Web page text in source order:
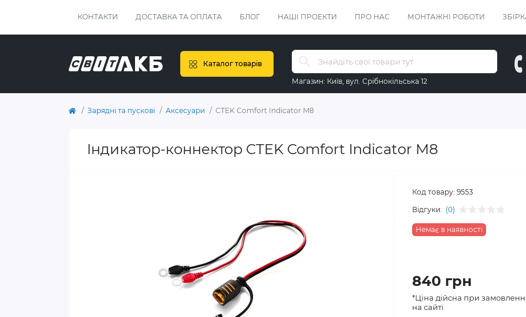
КОНТАКТИ ДОСТАВКА ТА ОПЛАТА БЛОГ НАШІ ПРОЕКТИ ПРО НАС МОНТАЖНІ РОБОТИ
Каталог товарів
Магазин: Київ, вул. Срібнокільська 12
Зарядні та пускові Аксесуари CTEK Comfort Indicator M8
Індикатор-коннектор CTEK Comfort Indicator M8
Код товару: 9553
Відгуки: (0)
Немає в наявності
840 грн
*Ціна дійсна при
на сайті